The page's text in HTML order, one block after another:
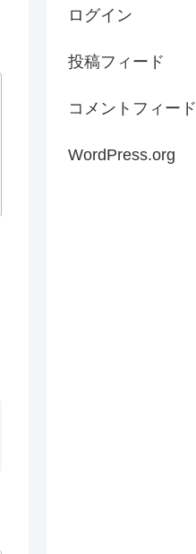
ログイン
投稿フィード
コメントフィード
WordPress.org